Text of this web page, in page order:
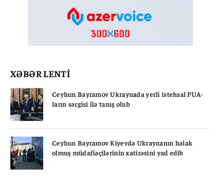
XƏBƏR LENTİ
Ceyhun Bayramov Ukraynada yerli istehsal PUA-
ların sərgisi ilə tanış olub
Ceyhun Bayramov Kiyevdə Ukraynanın həlak
olmuş müdafiəçilərinin xatirəsini yad edib